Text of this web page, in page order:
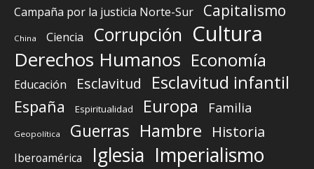
Campaña por la justicia Norte-Sur Capitalismo
China Ciencia Corrupción Cultura
Derechos Humanos Economía
Educación Esclavitud Esclavitud infantil
España Espiritualidad Europa Familia
Geopolítica Guerras Hambre Historia
Iberoamérica Iglesia Imperialismo